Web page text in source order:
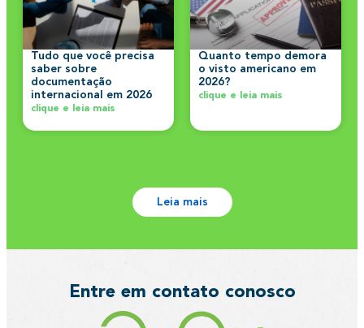
Tudo que você precisa
saber sobre
documentação
internacional em 2026
clique e leia mais
Quanto tempo demora
o visto americano em
2026?
clique e leia mais
Leia mais
Entre em contato conosco